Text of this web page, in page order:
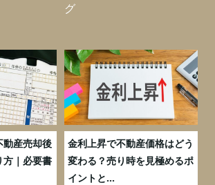
グ
動産売却後
方｜必要書
金利上昇で不動産価格はどう
変わる？売り時を見極めるポ
イントと...